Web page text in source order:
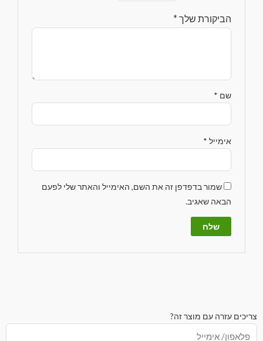
הביקורת שלך *
שם *
אימייל *
שמור בדפדפן זה את השם, האימייל והאתר שלי לפעם
הבאה שאגיב.
צריכים עזרה עם מוצר זה?